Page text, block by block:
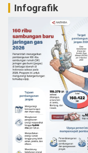
Infografik